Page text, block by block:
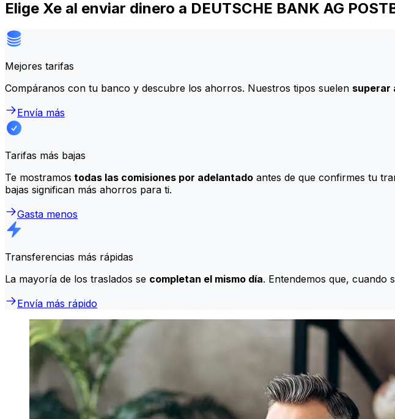
Elige Xe al enviar dinero a DEUTSCHE BANK AG
Mejores tarifas
Compáranos con tu banco y descubre los ahorros. Nuestros tipos suelen superar
Envía más
Tarifas más bajas
Te mostramos todas las comisiones por adelantado antes de que confirmes tu
bajas significan más ahorros para ti.
Gasta menos
Transferencias más rápidas
La mayoría de los traslados se completan el mismo día. Entendemos que, cuando
Envía más rápido